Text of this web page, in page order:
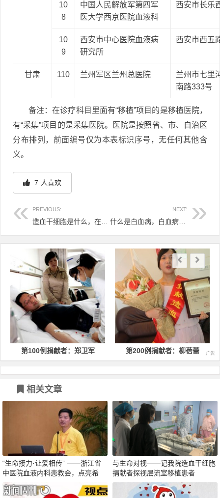
10
8
中国人民解放军第四军
医大学西京医院血液科
西安市长乐
10
9
西安市中心医院血液病
研究所
西安市西五
甘肃 110 兰州军区兰州总医院
兰州市七里
南路333号
备注：在诊疗科目里面有“移植”项目的是移植医院，
有“采集”项目的是采集医院。医院是按照省、市、自治区
分布排列，前面编号仅为本表标识序号，无任何其他含
义。
7 人喜欢
PREVIOUS: NEXT:
文章导航
第100例捐献者：郑卫军 第200例捐献者：柳蓓蕾
相关文章
“生命接力·让爱相传” ——浙江省
中医院血液内科患教会，点亮希
望，温暖启航！
与生命对视——记我院造血干细胞
捐献者探视层流室移植患者